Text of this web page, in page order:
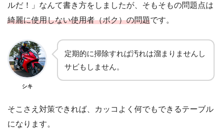
ルだ！」なんて書き方をしましたが、そもそもの問題点は
綺麗に使用しない使用者（ボク）の問題です。
シキ
定期的に掃除すれば汚れは溜まりませんし
サビもしません。
そこさえ対策できれば、カッコよく何でもできるテーブル
になります。